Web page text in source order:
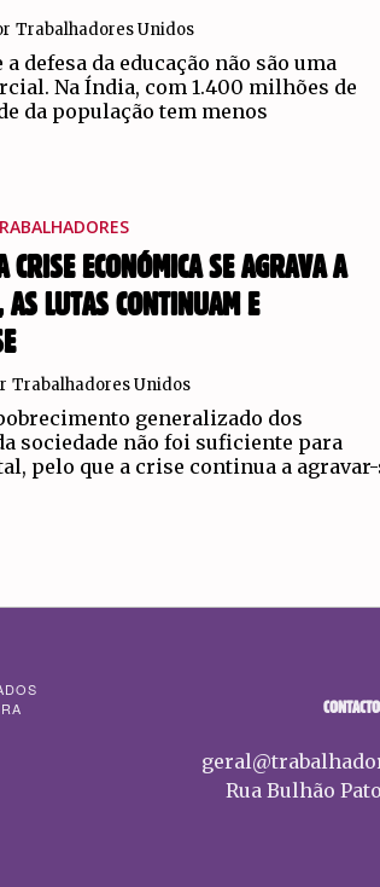
Trabalhadores Unidos
defesa da educação não são uma
Na Índia, com 1.400 milhões de
da população tem menos
CRISE ECONÓMICA SE AGRAVA A
LUTAS CONTINUAM E
Trabalhadores Unidos
generalizado dos
sociedade não foi suficiente para
pelo que a crise continua a
Rua Bulhão